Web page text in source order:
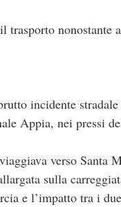
trasporto nonostante
incidente
Appia, nei pressi
verso Santa
sulla
e l’impatto tra i